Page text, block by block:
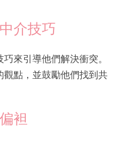
介技巧
來引導他們解決衝突。
點，並鼓勵他們找到共
袒